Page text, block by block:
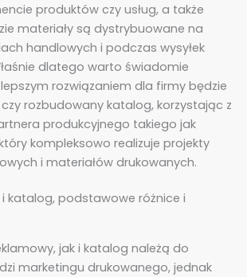
produktów czy usług, a także
materiały są dystrybuowane na
handlowych i podczas wysyłek
dlatego warto świadomie
rozwiązaniem dla firmy będzie
rozbudowany katalog, korzystając z
produkcyjnego takiego jak
kompleksowo realizuje projekty
i materiałów drukowanych.
katalog, podstawowe różnice i
jak i katalog należą do
marketingu drukowanego, jednak